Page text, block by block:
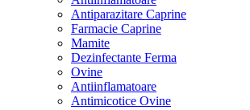
Antiparazitare Caprine
Farmacie Caprine
Mamite
Dezinfectante Ferma
Ovine
Antiinflamatoare
Antimicotice Ovine